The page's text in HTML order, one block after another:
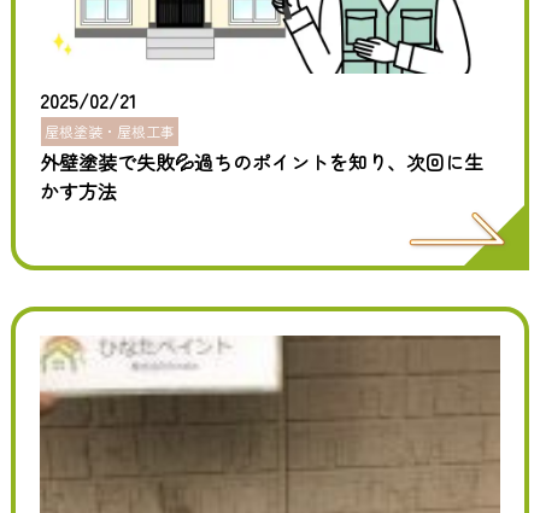
2025/02/21
屋根塗装・屋根工事
外壁塗装で失敗💦過ちのポイントを知り、次回に生
かす方法